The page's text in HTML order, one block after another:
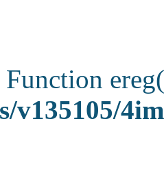
Function
v135105/